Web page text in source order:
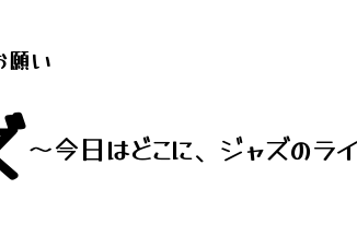
願い
～今日はどこに、ジャズのラ